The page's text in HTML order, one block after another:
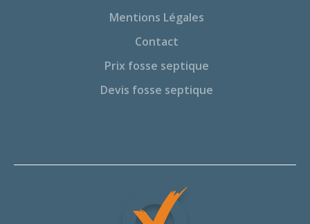
Mentions Légales
Contact
Prix fosse septique
Devis fosse septique